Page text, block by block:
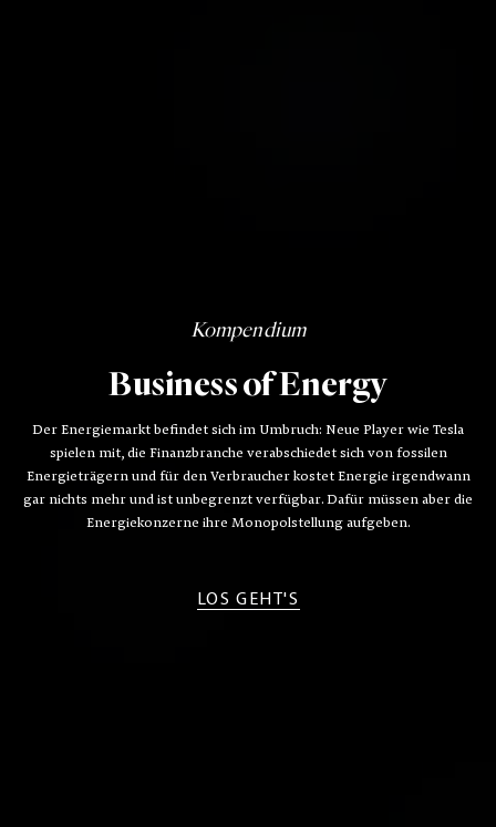
Kompendium
Business of Energy
Der Energiemarkt befindet sich im Umbruch: Neue Player wie Tesla
spielen mit, die Finanzbranche verabschiedet sich von fossilen
Energieträgern und für den Verbraucher kostet Energie irgendwann
gar nichts mehr und ist unbegrenzt verfügbar. Dafür müssen aber die
Energiekonzerne ihre Monopolstellung aufgeben.
LOS GEHT'S